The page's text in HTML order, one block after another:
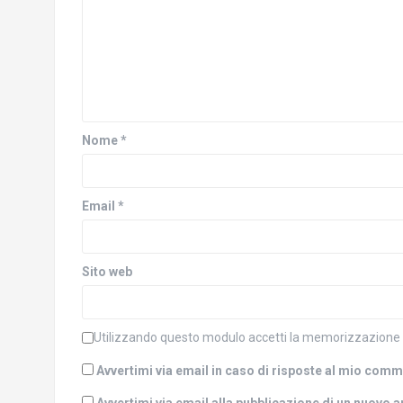
)
Nome*
Email *
Sito web
Utilizzando questo modulo accetti la memorizzazione
Avvertimi via email in caso di risposte al mio